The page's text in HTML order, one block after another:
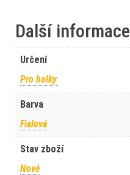
Další informace
Určení
Pro holky
Barva
Fialová
Stav zboží
Nové